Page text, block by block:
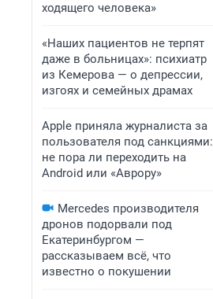
ходящего человека»
«Наших пациентов не терпят
даже в больницах»: психиатр
из Кемерова — о депрессии,
изгоях и семейных драмах
Apple приняла журналиста за
пользователя под санкциями:
не пора ли переходить на
Android или «Аврору»
Mercedes производителя
дронов подорвали под
Екатеринбургом —
рассказываем всё, что
известно о покушении